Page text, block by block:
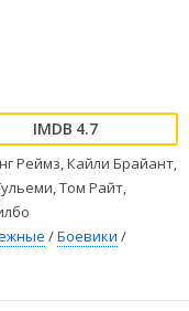
4.7
Реймз, Кайли Брайант,
Том Райт,
/Боевики /